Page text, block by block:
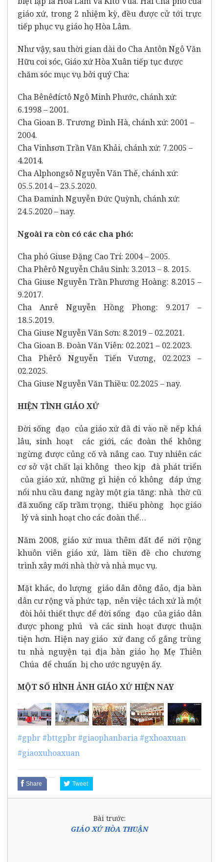
giáo xứ, trong 2 nhiệm kỳ, đều được cử tới trực
tiếp phục vụ giáo họ Hòa Lâm.
Như vậy, sau thời gian dài do Cha Antôn Ngô Văn
Hữu coi sóc, Giáo xứ Hòa Xuân tiếp tục được
chăm sóc mục vụ bởi quý Cha:
Cha Bênêđíctô Ngô Minh Phước, chánh xứ:
6.1998 – 2001.
Cha Gioan B. Trương Đình Hà, chánh xứ: 2001 –
2004.
Cha Vinhsơn Trần Văn Khải, chánh xứ: 7.2005 –
4.2014.
Cha Alphongsô Nguyễn Văn Thế, chánh xứ:
05.5.2014 – 23.5.2020.
Cha Đaminh Nguyễn Đức Quỳnh, chánh xứ:
24.5.2020 – nay.
Ngoài ra còn có các cha phó:
Cha phó Giuse Đặng Cao Trí: 2004 – 2005.
Cha Phêrô Nguyễn Châu Sinh: 3.2013 – 8. 2015.
Cha Giuse Nguyễn Trần Phương Hoàng: 8.2015 –
9.2017.
Cha Anrê Nguyễn Hồng Phong: 9.2017 –
18.5.2019.
Cha Giuse Nguyễn Văn Sơn: 8.2019 – 02.2021.
Cha Gioan B. Đoàn Văn Viên: 02.2021 – 02.2023.
Cha Phêrô Nguyễn Tiến Vương, 02.2023 –
02.2025.
Cha Giuse Nguyễn Văn Thiều: 02.2025 – nay.
HIỆN TÌNH GIÁO XỨ
Đời sống đạo của giáo xứ đã đi vào nề nếp khá
lâu, sinh hoạt các giới, các đoàn thể không
ngừng được củng cố và nâng cao. Tuy nhiên các
cơ sở vật chất lại không theo kịp đà phát triển
của giáo xứ, những gì hiện có không đáp ứng
nổi nhu cầu đang ngày một gia tăng: nhà thờ cũ
đã xuống cấp trầm trọng, thiếu phòng học giáo
lý và sinh hoạt cho các đoàn thể…
Năm 2008, giáo xứ mua thêm đất để nới rộng
khuôn viên giáo xứ, làm tiền đề cho chương
trình xây mới nhà thờ và nhà mục vụ.
Mặt khác, do lượng giáo dân đông đảo, địa bàn
dân cư rộng và phức tạp, nên việc tách xứ là một
đòi hỏi thiết thực để đời sống đạo của giáo dân
được phong phú và các sinh hoạt được thuận
tiện hơn. Hiện nay giáo xứ đang cố gắng trùng
tu nhà nguyện tại địa bàn giáo họ Mẹ Thiên
Chúa để chuẩn bị cho ước nguyện ấy.
MỘT SỐ HÌNH ẢNH GIÁO XỨ HIỆN NAY
#gpbr#bttgpbr#giaophanbaria#gxhoaxuan
#giaoxuhoaxuan
Share Tweet
Bài trước:
GIÁO XỨ HÒA THUẬN